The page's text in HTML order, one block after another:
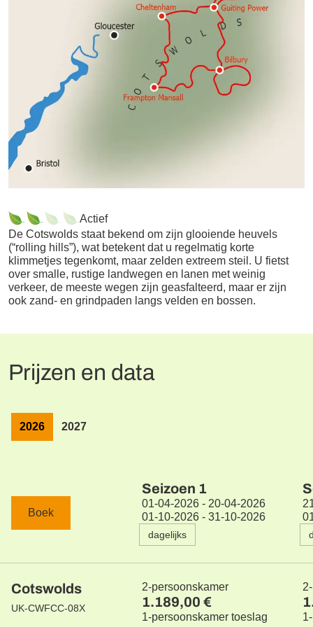
Actief
De Cotswolds staat bekend om zijn glooiende heuvels
(“rolling hills”), wat betekent dat u regelmatig korte
klimmetjes tegenkomt, maar zelden extreem steil. U fietst
over smalle, rustige landwegen en lanen met weinig
verkeer, de meeste wegen zijn geasfalteerd, maar er zijn
ook zand- en grindpaden langs velden en bossen.
Prijzen en data
2026 2027
Boek
Cotswolds
UK-CWFCC-08X
Seizoen 1
01-04-2026 - 20-04-2026
01-10-2026 - 31-10-2026
dagelijks
2-persoonskamer
1.189,00 €
1-persoonskamer toeslag